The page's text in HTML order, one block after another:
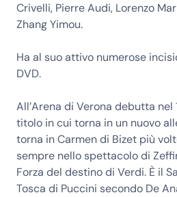
Crivelli, Pierre Audi, Lorenzo
Zhang Yimou.
Ha al suo attivo numerose
DVD.
All’Arena di Verona debutta nel
titolo in cui torna in un nuovo
torna in Carmen di Bizet più
sempre nello spettacolo di
Forza del destino di Verdi. È il
Tosca di Puccini secondo De